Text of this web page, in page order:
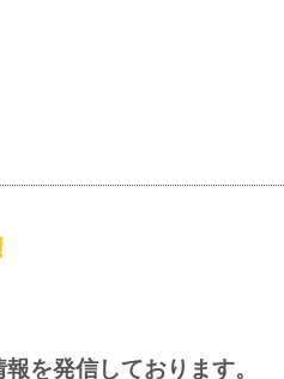
を発信しております。